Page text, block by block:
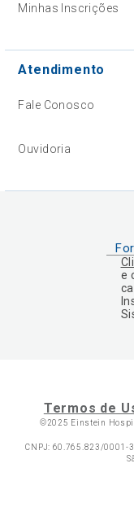
Minhas Inscrições
Atendimento
Fale Conosco
Ouvidoria
e
Termos de
©2025 Einstein
CNPJ: 60.765.823/0001-